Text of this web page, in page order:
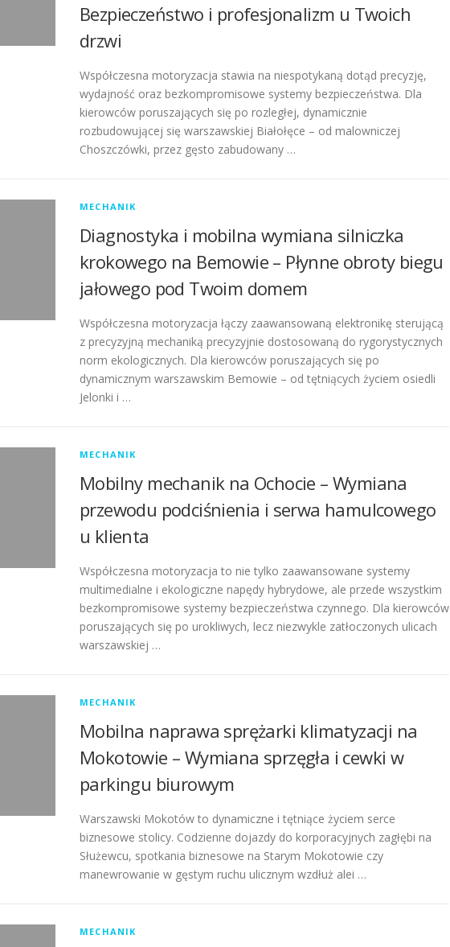
Bezpieczeństwo i profesjonalizm u Twoich
drzwi
Współczesna motoryzacja stawia na niespotykaną dotąd precyzję,
wydajność oraz bezkompromisowe systemy bezpieczeństwa. Dla
kierowców poruszających się po rozległej, dynamicznie
rozbudowującej się warszawskiej Białołęce – od malowniczej
Choszczówki, przez gęsto zabudowany …
MECHANIK
Diagnostyka i mobilna wymiana silniczka
krokowego na Bemowie – Płynne obroty biegu
jałowego pod Twoim domem
Współczesna motoryzacja łączy zaawansowaną elektronikę sterującą
z precyzyjną mechaniką precyzyjnie dostosowaną do rygorystycznych
norm ekologicznych. Dla kierowców poruszających się po
dynamicznym warszawskim Bemowie – od tętniących życiem osiedli
Jelonki i …
MECHANIK
Mobilny mechanik na Ochocie – Wymiana
przewodu podciśnienia i serwa hamulcowego
u klienta
Współczesna motoryzacja to nie tylko zaawansowane systemy
multimedialne i ekologiczne napędy hybrydowe, ale przede wszystkim
bezkompromisowe systemy bezpieczeństwa czynnego. Dla kierowców
poruszających się po urokliwych, lecz niezwykle zatłoczonych ulicach
warszawskiej …
MECHANIK
Mobilna naprawa sprężarki klimatyzacji na
Mokotowie – Wymiana sprzęgła i cewki w
parkingu biurowym
Warszawski Mokotów to dynamiczne i tętniące życiem serce
biznesowe stolicy. Codzienne dojazdy do korporacyjnych zagłębi na
Służewcu, spotkania biznesowe na Starym Mokotowie czy
manewrowanie w gęstym ruchu ulicznym wzdłuż alei …
MECHANIK